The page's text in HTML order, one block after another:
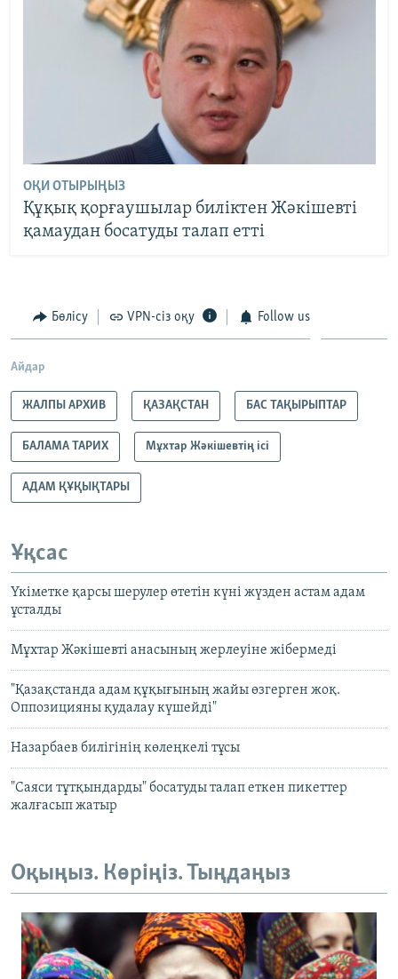
ОҚИ ОТЫРЫҢЫЗ
Құқық қорғаушылар биліктен Жәкішевті
қамаудан босатуды талап етті
Бөлісу VPN-сіз оқу Follow us
Айдар
ЖАЛПЫ АРХИВ ҚАЗАҚСТАН БАС ТАҚЫРЫПТАР
БАЛАМА ТАРИХ Мұхтар Жәкішевтің ісі
АДАМ ҚҰҚЫҚТАРЫ
Ұқсас
Үкіметке қарсы шерулер өтетін күні жүзден астам адам
ұсталды
Мұхтар Жәкішевті анасының жерлеуіне жібермеді
"Қазақстанда адам құқығының жайы өзгерген жоқ.
Оппозицияны қудалау күшейді"
Назарбаев билігінің көлеңкелі тұсы
"Саяси тұтқындарды" босатуды талап еткен пикеттер
жалғасып жатыр
Оқыңыз. Көріңіз. Тыңдаңыз